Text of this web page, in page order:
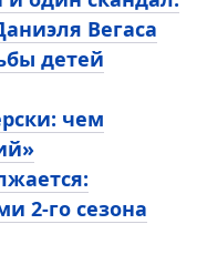
Вегаса
детей
чем
2-го сезона